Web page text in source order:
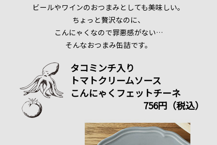
ビールやワインのおつまみとしても美味しい。
ちょっと贅沢なのに、
こんにゃくなので罪悪感がない…
そんなおつまみ缶詰です。
タコミンチ入り
トマトクリームソース
こんにゃくフェットチーネ
756円（税込）